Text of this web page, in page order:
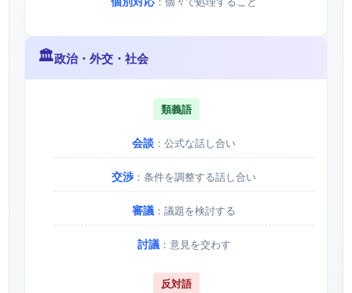
🏛️政治・外交・社会
類義語
会談 ：公式な話し合い
交渉 ：条件を調整する話し合い
審議 ：議題を検討する
討議：意見を交わす
反対語